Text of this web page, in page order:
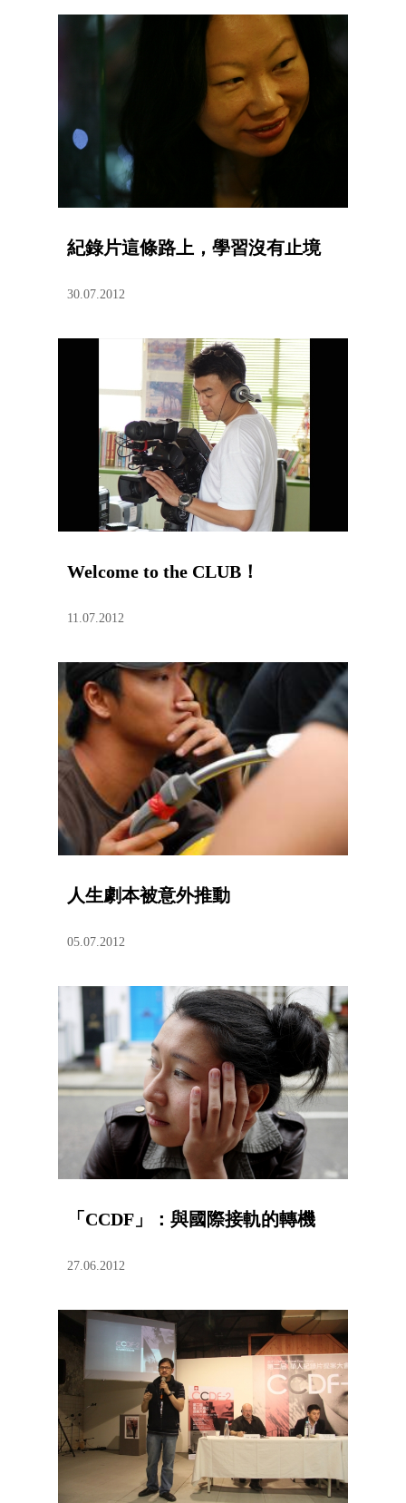
紀錄片這條路上，學習沒有止境
30.07.2012
Welcome to the CLUB！
11.07.2012
人生劇本被意外推動
05.07.2012
「CCDF」：與國際接軌的轉機
27.06.2012